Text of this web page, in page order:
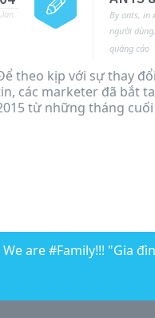
Jan Byants, in
người dùng,
quảng cáo
theo kịp với sự thay
các marketer đã bắt
từ những tháng
are #Family!!! "Gia